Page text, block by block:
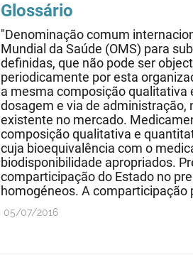
Glossário
"Denominação comum
Mundial da Saúde (OMS) para
definidas, que não pode ser
periodicamente por esta
a mesma composição
dosagem e via de administração,
existente no mercado.
composição qualitativa e
cuja bioequivalência com o
biodisponibilidade apropriados.
comparticipação do Estado no
homogéneos. A comparticipação
05/07/2016